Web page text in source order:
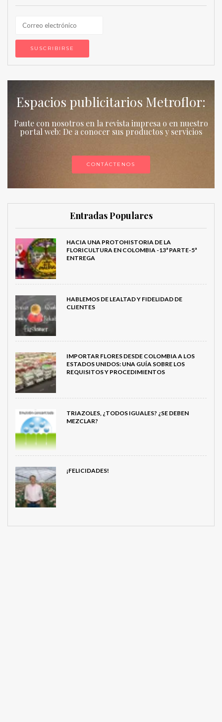
Espacios publicitarios Metroflor:
Paute con nosotros en la revista impresa o en nuestro
portal web: De a conocer sus productos y servicios
CONTÁCTENOS
Entradas Populares
HACIA UNA PROTOHISTORIA DE LA
FLORICULTURA EN COLOMBIA -13ª PARTE-5ª
ENTREGA
HABLEMOS DE LEALTAD Y FIDELIDAD DE
CLIENTES
IMPORTAR FLORES DESDE COLOMBIA A LOS
ESTADOS UNIDOS: UNA GUÍA SOBRE LOS
REQUISITOS Y PROCEDIMIENTOS
TRIAZOLES, ¿TODOS IGUALES? ¿SE DEBEN
MEZCLAR?
¡FELICIDADES!